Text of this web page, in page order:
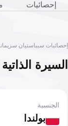
إحصائيات
إحصائيات سيباستيان
السيرة
بولندا
الجنسية